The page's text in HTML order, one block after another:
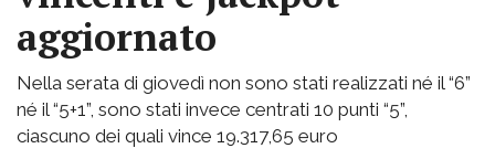
aggiornato
Nella serata di giovedì non sono stati realizzati né il “6”
né il “5+1”, sono stati invece centrati 10 punti “5”,
ciascuno dei quali vince 19.317,65 euro